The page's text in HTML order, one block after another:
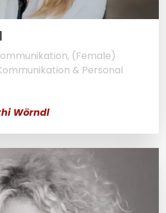
(Female)
& Personal
Wörndl